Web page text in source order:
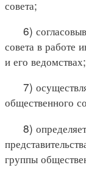
совета;
6)
совета в работе
и его ведомствах;
7)
общественного
8) определяет
группы